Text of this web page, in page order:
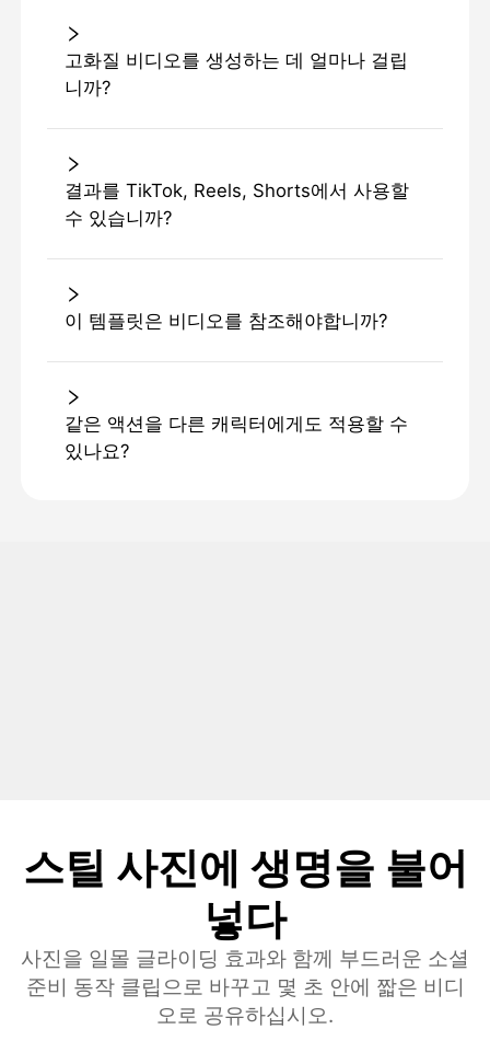
고화질 비디오를 생성하는 데 얼마나 걸립
니까?
결과를 TikTok, Reels, Shorts에서 사용할
수 있습니까?
이 템플릿은 비디오를 참조해야합니까?
같은 액션을 다른 캐릭터에게도 적용할 수
있나요?
스틸 사진에 생명을 불어
넣다
사진을 일몰 글라이딩 효과와 함께 부드러운 소셜
준비 동작 클립으로 바꾸고 몇 초 안에 짧은 비디
오로 공유하십시오.